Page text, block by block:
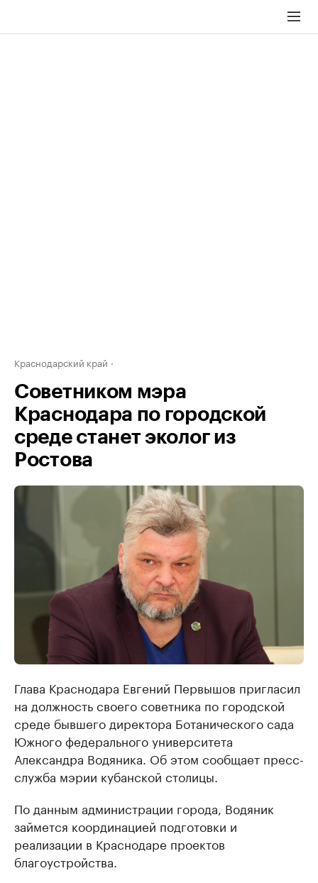
Краснодарский край
Советником мэра
Краснодара по городской
среде станет эколог из
Ростова
Глава Краснодара Евгений Первышов пригласил
на должность своего советника по городской
среде бывшего директора Ботанического сада
Южного федерального университета
Александра Водяника. Об этом сообщает пресс-
служба мэрии кубанской столицы.
По данным администрации города, Водяник
займется координацией подготовки и
реализации в Краснодаре проектов
благоустройства.